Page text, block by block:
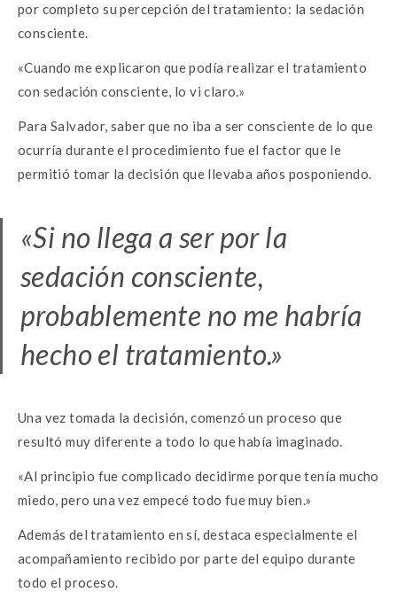
por completo su percepción del tratamiento: la sedación
consciente.
«Cuando me explicaron que podía realizar el tratamiento
con sedación consciente, lo vi claro.»
Para Salvador, saber que no iba a ser consciente de lo que
ocurría durante el procedimiento fue el factor que le
permitió tomar la decisión que llevaba años posponiendo.
«Si no llega a ser por la
sedación consciente,
probablemente no me habría
hecho el tratamiento.»
Una vez tomada la decisión, comenzó un proceso que
resultó muy diferente a todo lo que había imaginado.
«Al principio fue complicado decidirme porque tenía mucho
miedo, pero una vez empecé todo fue muy bien.»
Además del tratamiento en sí, destaca especialmente el
acompañamiento recibido por parte del equipo durante
todo el proceso.